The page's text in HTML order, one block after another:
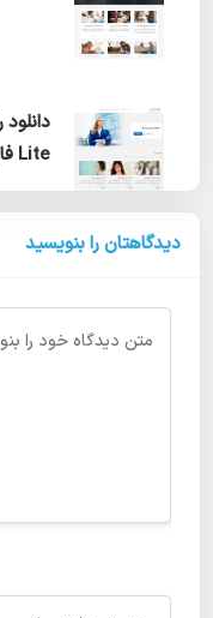
Lite فارسی
دیدگاهتان را بنویسید